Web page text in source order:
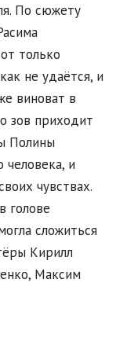
По сюжету
только
не удаётся, и
виноват в
зов приходит
Полины
человека, и
чувствах.
голове
сложиться
Кирилл
Максим